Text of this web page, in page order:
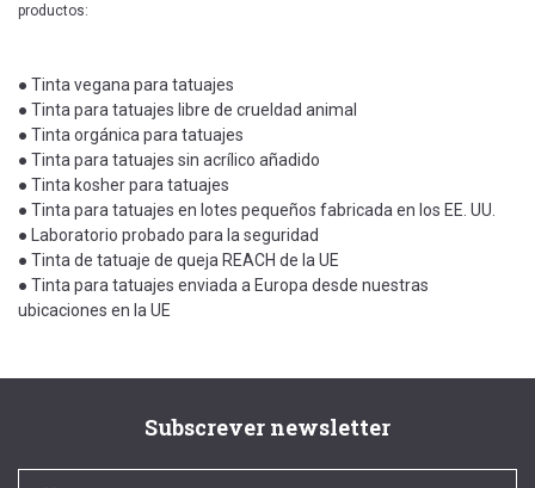
productos:
● Tinta vegana para tatuajes
● Tinta para tatuajes libre de crueldad animal
● Tinta orgánica para tatuajes
● Tinta para tatuajes sin acrílico añadido
● Tinta kosher para tatuajes
● Tinta para tatuajes en lotes pequeños fabricada en los EE. UU.
● Laboratorio probado para la seguridad
● Tinta de tatuaje de queja REACH de la UE
● Tinta para tatuajes enviada a Europa desde nuestras
ubicaciones en la UE
Subscrever newsletter